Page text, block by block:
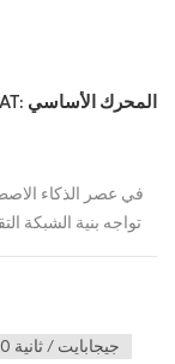
في عصر الذكاء
تواجه بنية الشبكة
بطاقة واجهة الشبكة MCX653106A-HDAT 200 جيجابايت / ثانية